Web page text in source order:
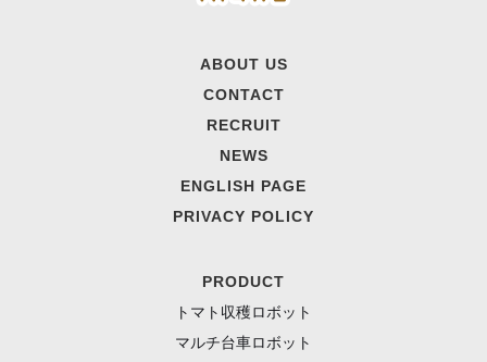
ABOUT US
CONTACT
RECRUIT
NEWS
ENGLISH PAGE
PRIVACY POLICY
PRODUCT
トマト収穫ロボット
マルチ台車ロボット